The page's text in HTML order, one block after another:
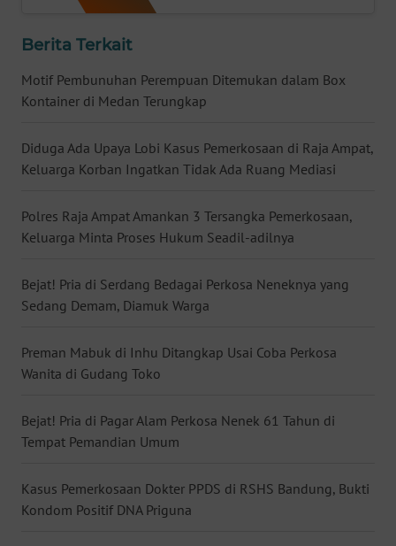
Berita Terkait
Motif Pembunuhan Perempuan Ditemukan dalam Box
Kontainer di Medan Terungkap
Diduga Ada Upaya Lobi Kasus Pemerkosaan di Raja Ampat,
Keluarga Korban Ingatkan Tidak Ada Ruang Mediasi
Polres Raja Ampat Amankan 3 Tersangka Pemerkosaan,
Keluarga Minta Proses Hukum Seadil-adilnya
Bejat! Pria di Serdang Bedagai Perkosa Neneknya yang
Sedang Demam, Diamuk Warga
Preman Mabuk di Inhu Ditangkap Usai Coba Perkosa
Wanita di Gudang Toko
Bejat! Pria di Pagar Alam Perkosa Nenek 61 Tahun di
Tempat Pemandian Umum
Kasus Pemerkosaan Dokter PPDS di RSHS Bandung, Bukti
Kondom Positif DNA Priguna
BABEL
SUMBAR
WN
SUMSEL
WN
BENGKULU
WN
LAMPUNG
WN
JATENG
WN
NUSANTARA
WN
JOGJA